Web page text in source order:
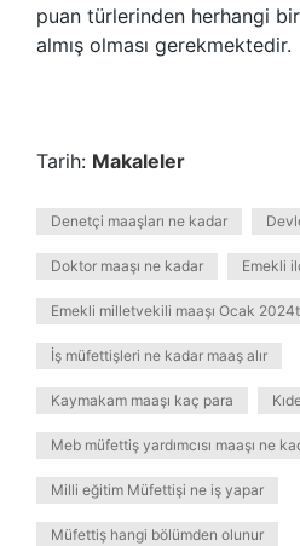
puan türlerinden herhangi
almış olması gerekmektedir.
Tarih: Makaleler
Denetçi maaşları ne kadar
Doktor maaşı ne kadar Emekli
Emekli milletvekili maaşı Ocak
İş müfettişleri ne kadar maaş alır
Kaymakam maaşı kaç para
Meb müfettiş yardımcısı maaşı ne
Milli eğitim Müfettişi ne iş yapar
Müfettiş hangi bölümden olunur